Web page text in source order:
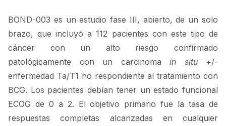
BOND-003 es un estudio fase III, abierto, de un solo
brazo, que incluyó a 112 pacientes con este tipo de
cáncer con un alto riesgo confirmado
patológicamente con un carcinoma in situ+/-
enfermedad Ta/T1 no respondiente al tratamiento con
BCG. Los pacientes debían tener un estado funcional
ECOG de 0 a 2. El objetivo primario fue la tasa de
respuestas completas alcanzadas en cualquier